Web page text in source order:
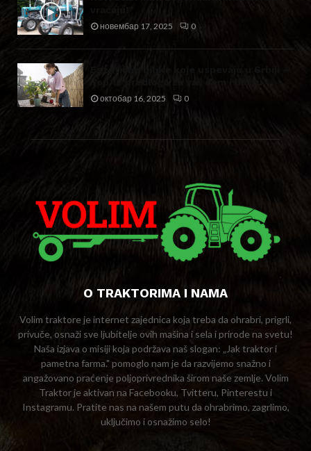
новембар 17, 2025 0
Top 12 predloga za vaš dom i baštu
октобар 16, 2025 0
O TRAKTORIMA I NAMA
Volim traktore je internet zajednica koja treba da ohrabri, prigrli,
privuče, osnaži sve ljubitelje ovih mašina i sela i prirode na svetu!
Naša izjava o misiji koja podržava naš slogan: „Jak traktor i
pametna farma." pomoglo nam je da razvijemo snažno i
angažovano praćenje poljoprivrednika širom naše zemlje. Volim
Traktor je aktivan na Facebooku, Tvitteru, Pinterestu i
Instagramu. Pratite nas na našem putu da ohrabrimo, zagrlimo,
uključimo i osnažimo selo!